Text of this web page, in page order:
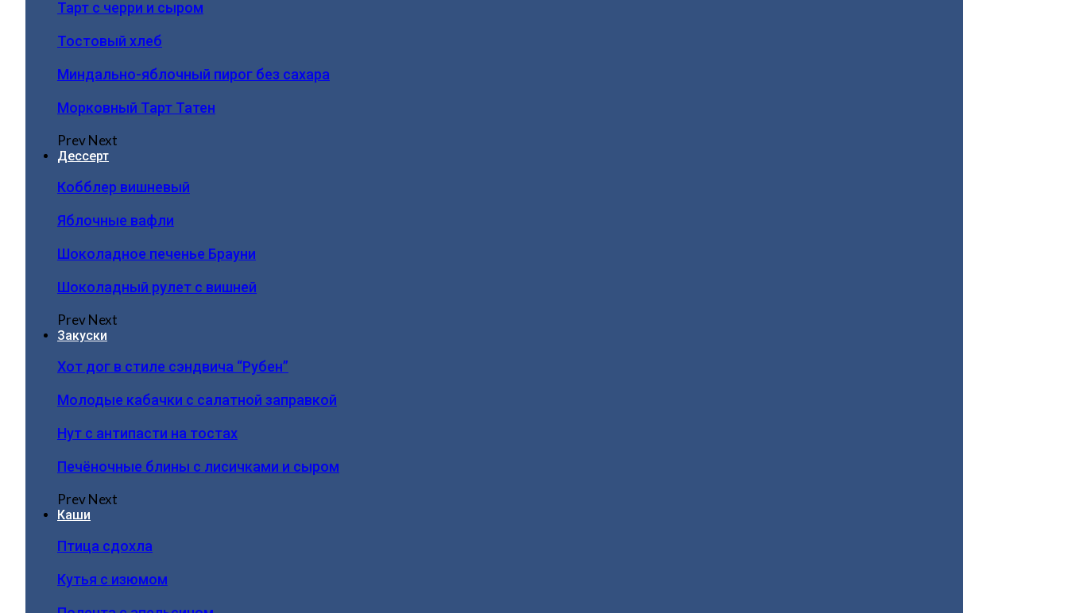
Тарт с черри и сыром
Тостовый хлеб
Миндально-яблочный пирог без сахара
Морковный Тарт Татен
PrevNext
Дессерт
Кобблер вишневый
Яблочные вафли
Шоколадное печенье Брауни
Шоколадный рулет с вишней
PrevNext
Закуски
Хот дог в стиле сэндвича “Рубен”
Молодые кабачки с салатной заправкой
Нут с антипасти на тостах
Печёночные блины с лисичками и сыром
PrevNext
Каши
Птица сдохла
Кутья с изюмом